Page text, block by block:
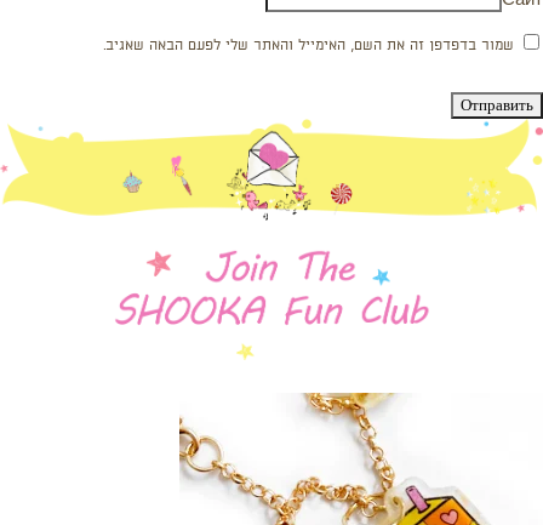
שמור בדפדפן זה את השם, האימייל והאתר שלי לפעם הבאה שאגיב.